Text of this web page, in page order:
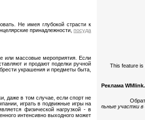
Не имея глубокой страсти к
принадлежности,посуда
или массовые мероприятия. Если
и продают поделки ручной
украшения и предметы быта,
даже в том случае, если спорт не
играть в подвижные игры на
физической нагрузкой - в
интенсивно выходного может
This feature is
Реклама
,многокомнатные;дома и земельные участкив